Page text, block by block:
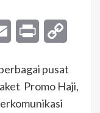
Email Print
pusat
Promo Haji,